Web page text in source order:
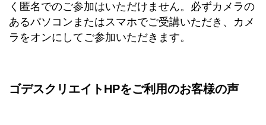
く匿名でのご参加はいただけません。必ずカメラの
あるパソコンまたはスマホでご受講いただき、カメ
ラをオンにしてご参加いただきます。
ゴデスクリエイトHPをご利用のお客様の声